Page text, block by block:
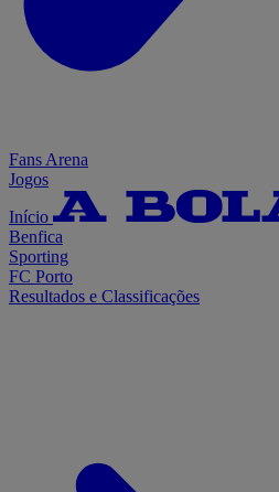
Fans Arena
Jogos
Início
Benfica
Sporting
FC Porto
Resultados e Classificações